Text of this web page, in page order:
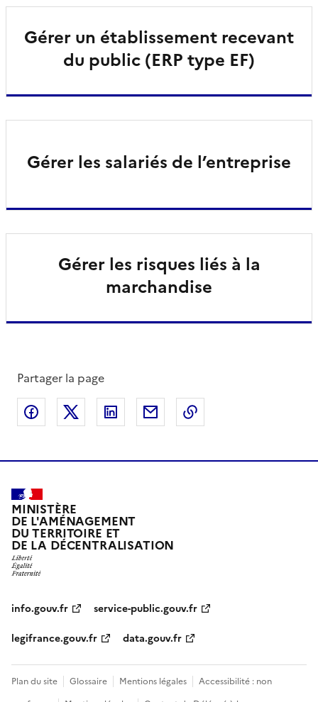
Gérer un établissement recevant
du public (ERP type EF)
Gérer les salariés de l’entreprise
Gérer les risques liés à la
marchandise
Partager la page
Partager sur Facebook
Partager sur XPartager sur LinkedIn
Partager par email
MINISTÈRE
DE L'AMÉNAGEMENT
DU TERRITOIRE ET
DE LA DÉCENTRALISATION
info.gouv.fr
service-public.gouv.fr
legifrance.gouv.fr
data.gouv.fr
Plan du site Glossaire Mentions légales
Accessibilité : non